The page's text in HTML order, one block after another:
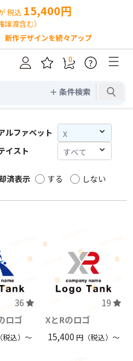
税込 15,400円
渡含む）
新作デザインを続々アップ
＋ 条件検索
0 ?
ルファベット
イスト
済表示 する しない
36
ロゴ
税込）〜
19
XとRのロゴ
15,400 円（税込）〜